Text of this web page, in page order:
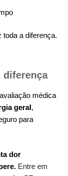
toda a diferença.
diferença
médica
geral,
para
dor
Entre em